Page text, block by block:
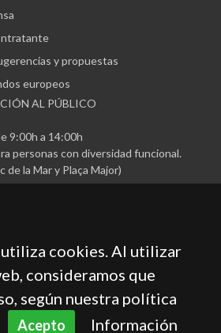
y propuestas
europeos
AL PÚBLICO
9:00h a 14:00h
personas con diversidad funcional.
de la Mar y Plaça Major)
Comercio, Industria, Servicios y
de Mallorca
cookies. Al utilizar
consideramos que
según nuestra política
Acepto Información